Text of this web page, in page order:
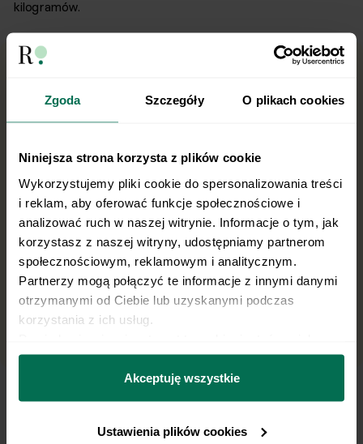
Zgoda Szczegóły O plikach cookies
Niniejsza strona korzysta z plików cookie
Wykorzystujemy pliki cookie do spersonalizowania treści
i reklam, aby oferować funkcje społecznościowe i
analizować ruch w naszej witrynie. Informacje o tym, jak
korzystasz z naszej witryny, udostępniamy partnerom
społecznościowym, reklamowym i analitycznym.
Partnerzy mogą połączyć te informacje z innymi danymi
otrzymanymi od Ciebie lub uzyskanymi podczas
korzystania z ich usług.
można się z nami skontaktować i w jaki sposób
przetwarzamy dane osobowe w ramach
prywatności.
Akceptuję wszystkie
Ustawienia plików cookies
kilogramów.
Specjalny prezent dla Podopiecznych
Centrum Respo!
Wszystkie przepisy z e-booków trafią do Twojej aplikacji
Respo, a Twój Opiekun Celu przeliczy je na Twoją
kaloryczność!
W zakładce Twoje e-booki pojawią się wszystkie przepisy,
a w diecie będziesz mieć te przepisy, które odpowiadają